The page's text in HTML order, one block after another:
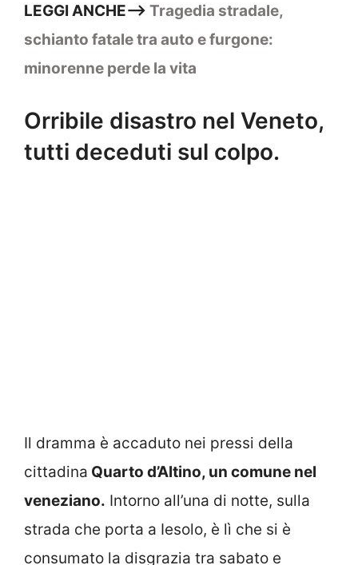
LEGGI ANCHE–> Tragedia stradale,
schianto fatale tra auto e furgone:
minorenne perde la vita
Orribile disastro nel Veneto,
tutti deceduti sul colpo.
Il dramma è accaduto nei pressi della
cittadina Quarto d’Altino, un comune nel
veneziano. Intorno all’una di notte, sulla
strada che porta a Iesolo, è lì che si è
consumato la disgrazia tra sabato e